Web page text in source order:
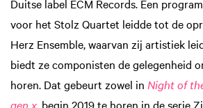
Duitse label ECM Records. Een
voor het Stolz Quartet leidde tot de
Herz Ensemble, waarvan zij artistiek
biedt ze componisten de gelegenheid
horen. Dat gebeurt zowel in Night of
gen x, begin 2019 te horen in de serie